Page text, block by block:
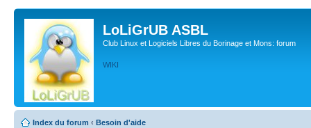
LoLiGrUB ASBL
Club Linux et Logiciels Libres du Borinage et Mons: forum
WIKI
Index du forum ‹ Besoin d'aide